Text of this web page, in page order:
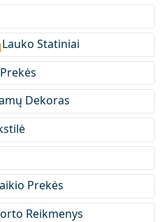
Lauko Statiniai
Dekoras
Prekės
Reikmenys